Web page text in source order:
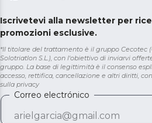
Iscrivetevi alla newsletter per
promozioni esclusive.
*Il titolare del trattamento è il gruppo Cecotec
Solotriatlon S.L.), con l'obiettivo di inviarvi
gruppo. La base di legittimità è il consenso
accesso, rettifica, cancellazione e altri diritti,
sulla privacy
Correo electrónico